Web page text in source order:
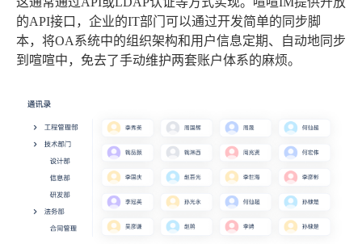
的API接口，企业的IT部门可以通过开发简单的同步脚
本，将OA系统中的组织架构和用户信息定期、自动地同步
到喧喧中，免去了手动维护两套账户体系的麻烦。